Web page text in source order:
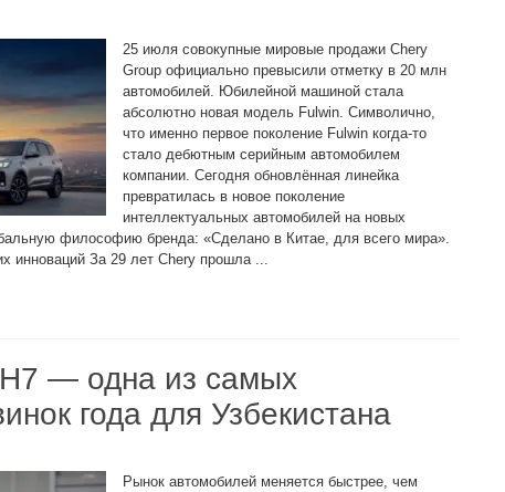
25 июля совокупные мировые продажи Chery
Group официально превысили отметку в 20 млн
автомобилей. Юбилейной машиной стала
абсолютно новая модель Fulwin. Символично,
что именно первое поколение Fulwin когда-то
стало дебютным серийным автомобилем
компании. Сегодня обновлённая линейка
превратилась в новое поколение
интеллектуальных автомобилей на новых
философию бренда: «Сделано в Китае, для всего мира».
инноваций За 29 лет Chery прошла ...
— одна из самых
года для Узбекистана
Рынок автомобилей меняется быстрее, чем